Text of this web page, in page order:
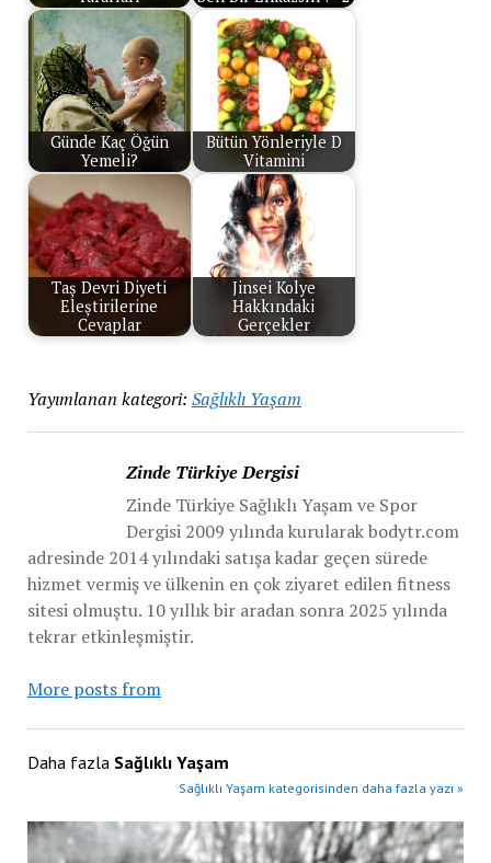
Günde Kaç Öğün
Yemeli?
Bütün Yönleriyle D
Vitamini
Taş Devri Diyeti
Eleştirilerine
Cevaplar
Jinsei Kolye
Hakkındaki
Gerçekler
Yayımlanan kategori: Sağlıklı Yaşam
Zinde Türkiye Dergisi
Zinde Türkiye Sağlıklı Yaşam ve Spor
Dergisi 2009 yılında kurularak bodytr.com
adresinde 2014 yılındaki satışa kadar geçen sürede
hizmet vermiş ve ülkenin en çok ziyaret edilen fitness
sitesi olmuştu. 10 yıllık bir aradan sonra 2025 yılında
tekrar etkinleşmiştir.
More posts from
Daha fazla Sağlıklı Yaşam
Sağlıklı Yaşam kategorisinden daha fazla yazı »